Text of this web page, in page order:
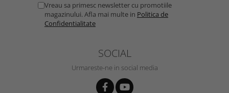
Vreau sa primesc newsletter cu promotiile
magazinului. Afla mai multe in Politica de
Confidentialitate
SOCIAL
Urmareste-ne in social media